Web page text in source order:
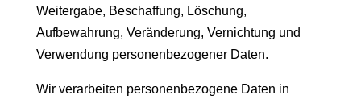
Weitergabe, Beschaffung, Löschung,
Aufbewahrung, Veränderung, Vernichtung und
Verwendung personenbezogener Daten.
Wir verarbeiten personenbezogene Daten in